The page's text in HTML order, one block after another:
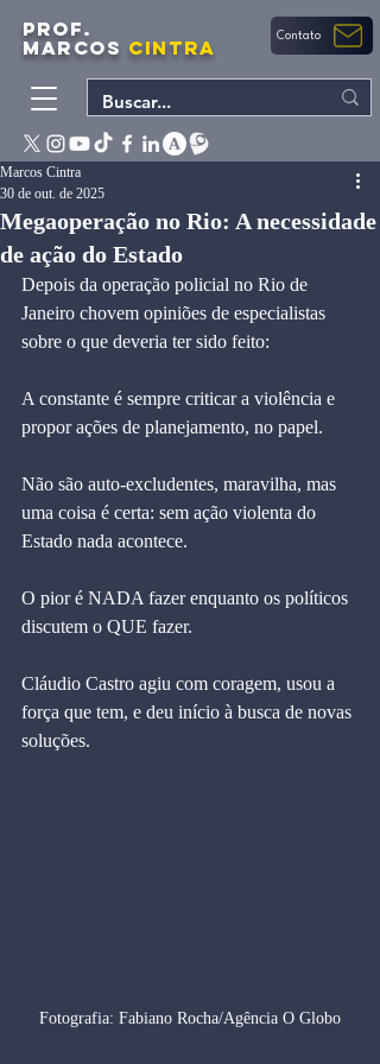
PROF.
MARCOS CINTRA Contato
Megaoperação no Rio: A necessidade
de ação do Estado
Marcos Cintra
30 de out. de 2025
Depois da operação policial no Rio de
Janeiro chovem opiniões de especialistas
sobre o que deveria ter sido feito:
A constante é sempre criticar a violência e
propor ações de planejamento, no papel.
Não são auto-excludentes, maravilha, mas
uma coisa é certa: sem ação violenta do
Estado nada acontece.
O pior é NADA fazer enquanto os políticos
discutem o QUE fazer.
Cláudio Castro agiu com coragem, usou a
força que tem, e deu início à busca de novas
soluções.
Fotografia: Fabiano Rocha/Agência O Globo